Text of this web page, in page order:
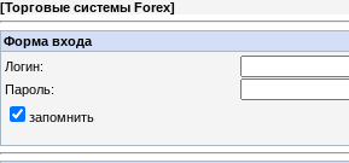
[Торговые системы Forex]
Форма входа
Логин:
Пароль:
запомнить